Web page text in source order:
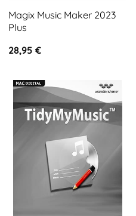
Magix Music Maker 2023
Plus
28,95 €